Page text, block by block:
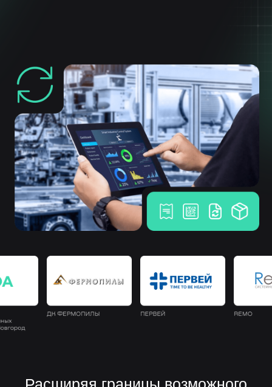
Расширяя границы возможного
Собственная разработка